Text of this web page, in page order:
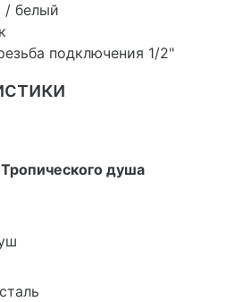
/ белый
подключения 1/2"
душа